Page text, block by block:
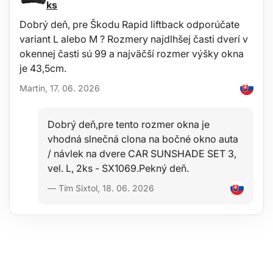
Vaňa je ľahko umývateľná, prispôsobená pre štandardnú údržbu
pomocou bežných čistiacich prostriedkov (napr. Umývanie
vlažnou vodou s neagresívnym neabrazívnym saponátom a pod.).
hadicou.
Kvalita materiálu umožňuje použitie vane v širokom rozsahu
teplôt od -60 ° C do + 80 ° C a tiež značnú odolnosť voči starnutiu
ks
Dobrý deň, pre Škodu Rapid liftback odporúčate
variant L alebo M ? Rozmery najdlhšej časti dverí v
okennej časti sú 99 a najväčší rozmer výšky okna
je 43,5cm.
Martin, 17. 06. 2026
Dobrý deň,pre tento rozmer okna je
vhodná slnečná clona na bočné okno auta
/ návlek na dvere CAR SUNSHADE SET 3,
vel. L, 2ks - SX1069.Pekný deň.
— Tím Sixtol, 18. 06. 2026